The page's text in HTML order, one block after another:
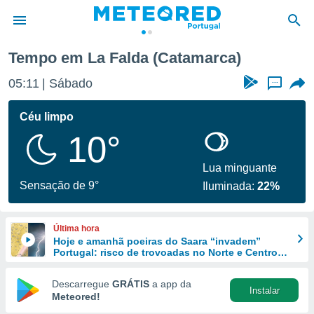
da
foi
fornecidas
a este
das
e
forma
digital
Tempo em La Falda (Catamarca)
05:11 Sábado ...
Céu limpo
10°
Sensação de 9°
Lua minguante
Iluminada:22%
Última hora
Hoje e amanhã poeiras do Saara “invadem”
Portugal: risco de trovoadas no Norte e Centro
Descarregue GRÁTIS a app da
Meteored!
Instalar